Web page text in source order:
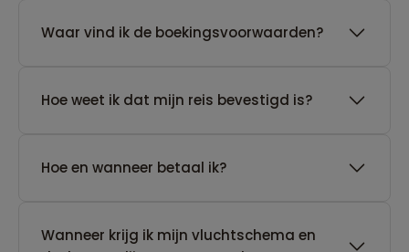
Waar vind ik de boekingsvoorwaarden?
Hoe weet ik dat mijn reis bevestigd is?
Hoe en wanneer betaal ik?
Wanneer krijg ik mijn vluchtschema en